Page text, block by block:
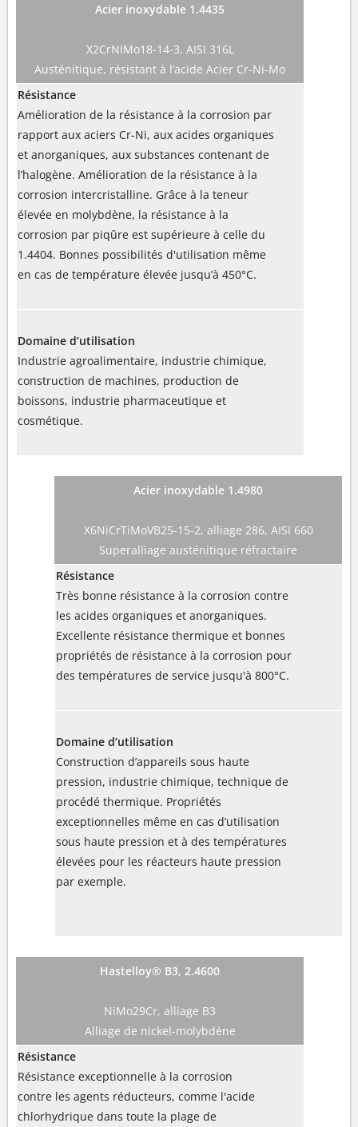
Acier inoxydable 1.4435
X2CrNiMo18-14-3, AISI 316L
Austénitique, résistant à l’acide Acier Cr-Ni-Mo
Résistance
Amélioration de la résistance à la corrosion par
rapport aux aciers Cr-Ni, aux acides organiques
et anorganiques, aux substances contenant de
l’halogène. Amélioration de la résistance à la
corrosion intercristalline. Grâce à la teneur
élevée en molybdène, la résistance à la
corrosion par piqûre est supérieure à celle du
1.4404. Bonnes possibilités d'utilisation même
en cas de température élevée jusqu’à 450°C.
Domaine d’utilisation
Industrie agroalimentaire, industrie chimique,
construction de machines, production de
boissons, industrie pharmaceutique et
cosmétique.
Acier inoxydable 1.4980
X6NiCrTiMoVB25-15-2, alliage 286, AISI 660
Superalliage austénitique réfractaire
Résistance
Très bonne résistance à la corrosion contre
les acides organiques et anorganiques.
Excellente résistance thermique et bonnes
propriétés de résistance à la corrosion pour
des températures de service jusqu'à 800°C.
Domaine d’utilisation
Construction d’appareils sous haute
pression, industrie chimique, technique de
procédé thermique. Propriétés
exceptionnelles même en cas d’utilisation
sous haute pression et à des températures
élevées pour les réacteurs haute pression
par exemple.
Hastelloy® B3, 2.4600
NiMo29Cr, alliage B3
Alliage de nickel-molybdène
Résistance
Résistance exceptionnelle à la corrosion
contre les agents réducteurs, comme l'acide
chlorhydrique dans toute la plage de